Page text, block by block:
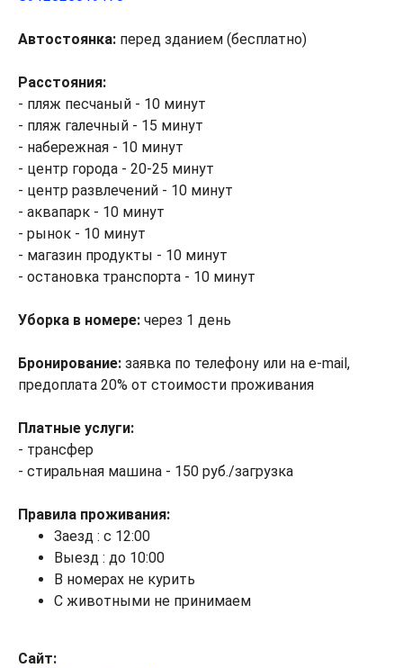
Автостоянка: перед зданием (бесплатно)
Расстояния:
- пляж песчаный - 10 минут
- пляж галечный - 15 минут
- набережная - 10 минут
- центр города - 20-25 минут
- центр развлечений - 10 минут
- аквапарк - 10 минут
- рынок - 10 минут
- магазин продукты - 10 минут
- остановка транспорта - 10 минут
Уборка в номере: через 1 день
Бронирование: заявка по телефону или на e-mail,
предоплата 20% от стоимости проживания
Платные услуги:
- трансфер
- стиральная машина - 150 руб./загрузка
Правила проживания:
Заезд : с 12:00
Выезд : до 10:00
В номерах не курить
С животными не принимаем
Сайт: